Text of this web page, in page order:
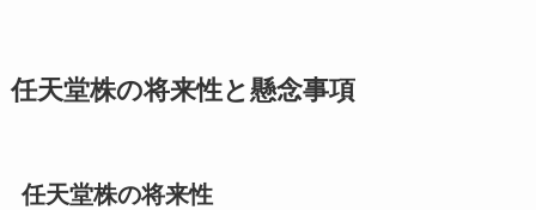
任天堂株の将来性と懸念事項
任天堂株の将来性